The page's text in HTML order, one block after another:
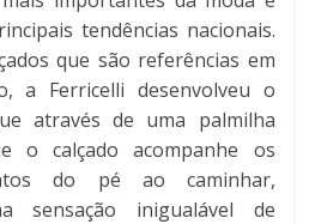
tendências nacionais.
que são referências em
a Ferricelli desenvolveu o
através de uma palmilha
o calçado acompanhe os
do pé ao caminhar,
sensação inigualável de